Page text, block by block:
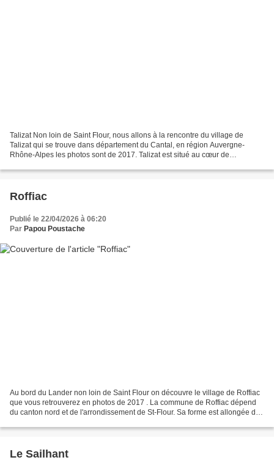
Talizat Non loin de Saint Flour, nous allons à la rencontre du village de
Talizat qui se trouve dans département du Cantal, en région Auvergne-
Rhône-Alpes les photos sont de 2017. Talizat est situé au cœur de
Roffiac
Publié le 22/04/2026 à 06:20
Par Papou Poustache
Au bord du Lander non loin de Saint Flour on découvre le village de Roffiac
que vous retrouverez en photos de 2017 . La commune de Roffiac dépend
du canton nord et de l'arrondissement de St-Flour. Sa forme est allongée de
Le Sailhant